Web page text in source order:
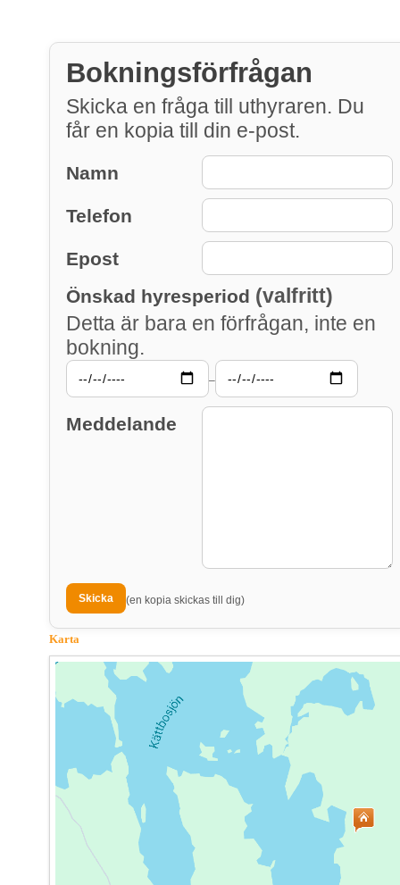
Bokningsförfrågan
Skicka en fråga till uthyraren. Du
får en kopia till din e-post.
Namn
Telefon
Epost
Önskad hyresperiod (valfritt)
Detta är bara en förfrågan, inte en
bokning.
–
Meddelande
(en kopia skickas till dig)
Karta